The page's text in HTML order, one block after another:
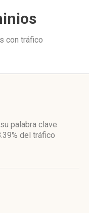
con tráfico
palabra clave
del tráfico